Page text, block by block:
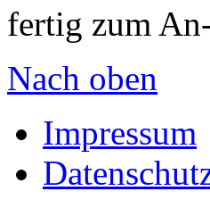
fertig zum
Nach oben
Impressum